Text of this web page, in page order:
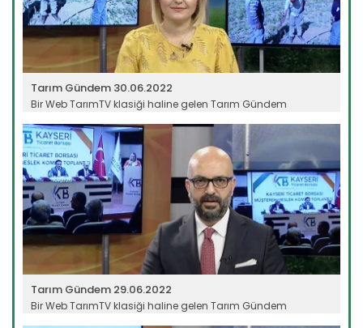
Tarım Gündem 30.06.2022
Bir Web TarımTV klasiği haline gelen Tarım Gündem
Devamını Oku ->
Tarım Gündem 29.06.2022
Bir Web TarımTV klasiği haline gelen Tarım Gündem